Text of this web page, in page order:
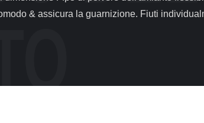
& assicura la guarnizione. Fiuti